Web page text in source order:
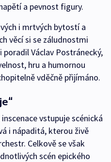
a pevnost figury.
i mrtvých bytostí a
věcí si se záludnostmi
Václav Postránecký,
hru a humornou
vděčně přijímáno.
vstupuje scénická
i nápaditá, kterou živě
Celkově se však
scén epického